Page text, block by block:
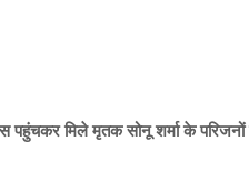
पहुंचकर मिले मृतक सोनू शर्मा के